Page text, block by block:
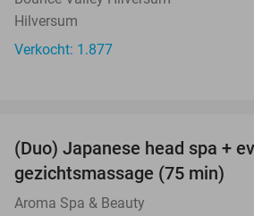
Hilversum
Verkocht: 1.877
(Duo) Japanese head spa +
gezichtsmassage (75 min)
Aroma Spa & Beauty